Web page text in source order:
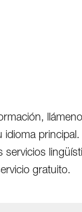
gratuito.